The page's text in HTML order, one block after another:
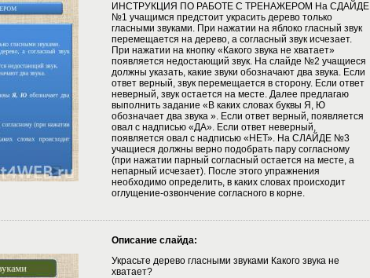
ИНСТРУКЦИЯ ПО РАБОТЕ С ТРЕНАЖЕРОМ На СДАЙДЕ
№1 учащимся предстоит украсить дерево только
гласными звуками. При нажатии на яблоко гласный звук
перемещается на дерево, а согласный звук исчезает.
При нажатии на кнопку «Какого звука не хватает»
появляется недостающий звук. На слайде №2 учащиеся
должны указать, какие звуки обозначают два звука. Если
ответ верный, звук перемещается в сторону. Если ответ
неверный, звук остается на месте. Далее предлагаю
выполнить задание «В каких словах буквы Я, Ю
обозначает два звука ». Если ответ верный, появляется
овал с надписью «ДА». Если ответ неверный,
появляется овал с надписью «НЕТ». На СЛАЙДЕ №3
учащиеся должны верно подобрать пару согласному
(при нажатии парный согласный остается на месте, а
непарный исчезает). После этого упражнения
необходимо определить, в каких словах происходит
оглущение-озвончение согласного в корне.
Описание слайда:
Украсьте дерево гласными звуками Какого звука не
хватает?